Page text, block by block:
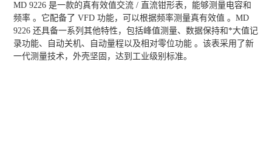
MD 9226 是一款的真有效值交流 / 直流钳形表，能够测量电容和
频率 。它配备了 VFD 功能，可以根据频率测量真有效值 。MD
9226 还具备一系列其他特性，包括峰值测量、数据保持和*大值记
录功能、自动关机、自动量程以及相对零位功能 。该表采用了新
一代测量技术，外壳坚固，达到工业级别标准。